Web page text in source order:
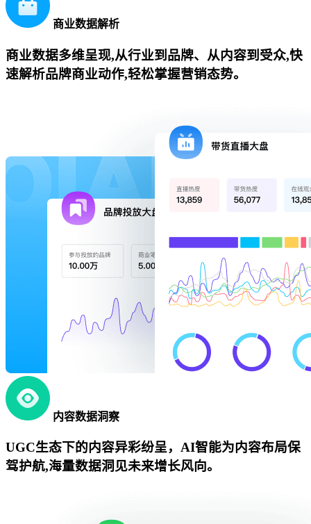
商业数据解析
商业数据多维呈现,从行业到品牌、从内容到受众,快
速解析品牌商业动作,轻松掌握营销态势。
内容数据洞察
UGC生态下的内容异彩纷呈，AI智能为内容布局保
驾护航,海量数据洞见未来增长风向。